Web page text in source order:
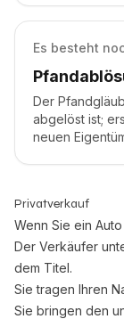
Es besteht
Der
abgelöst ist;
neuen
Privatverkauf
Wenn Sie ein
Der Verkäufer
dem Titel.
Sie tragen Ihren
Sie bringen den